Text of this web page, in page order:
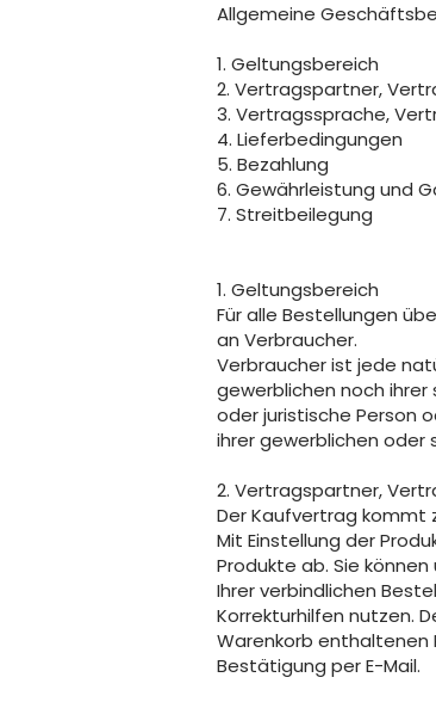
Allgemeine
1. Geltungsbereich
2. Vertragspartner,
3. Vertragssprache,
4. Lieferbedingungen
5. Bezahlung
6. Gewährleistung und
7. Streitbeilegung
1. Geltungsbereich
Für alle Bestellungen
an Verbraucher.
Verbraucher ist jede
gewerblichen noch
oder juristische Person
ihrer gewerblichen
2. Vertragspartner,
Der Kaufvertrag kommt
Mit Einstellung der
Produkte ab. Sie
Ihrer verbindlichen
Korrekturhilfen nutzen.
Warenkorb enthaltenen
Bestätigung per E-Mail.